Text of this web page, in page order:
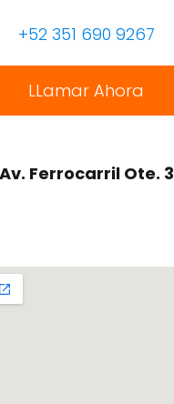
+52 351 690 9267
LLamar Ahora
Av. Ferrocarril Ote. 3